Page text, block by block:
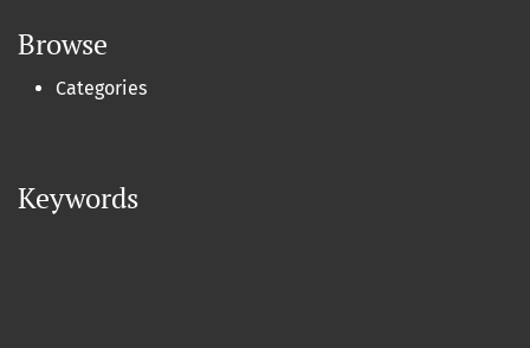
Browse
Categories
Keywords